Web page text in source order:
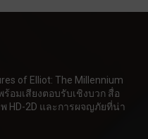
of Elliot: The Millennium
ร้อมเสียงตอบรับเชิงบวก สื่อ
HD-2D และการผจญภัยที่น่า